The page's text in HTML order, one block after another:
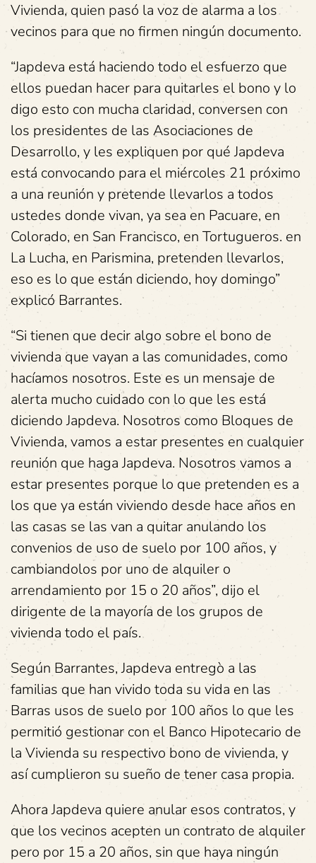
Vivienda, quien pasó la voz de alarma a los
vecinos para que no firmen ningún documento.
“Japdeva está haciendo todo el esfuerzo que
ellos puedan hacer para quitarles el bono y lo
digo esto con mucha claridad, conversen con
los presidentes de las Asociaciones de
Desarrollo, y les expliquen por qué Japdeva
está convocando para el miércoles 21 próximo
a una reunión y pretende llevarlos a todos
ustedes donde vivan, ya sea en Pacuare, en
Colorado, en San Francisco, en Tortugueros. en
La Lucha, en Parismina, pretenden llevarlos,
eso es lo que están diciendo, hoy domingo”
explicó Barrantes.
“Si tienen que decir algo sobre el bono de
vivienda que vayan a las comunidades, como
hacíamos nosotros. Este es un mensaje de
alerta mucho cuidado con lo que les está
diciendo Japdeva. Nosotros como Bloques de
Vivienda, vamos a estar presentes en cualquier
reunión que haga Japdeva. Nosotros vamos a
estar presentes porque lo que pretenden es a
los que ya están viviendo desde hace años en
las casas se las van a quitar anulando los
convenios de uso de suelo por 100 años, y
cambiandolos por uno de alquiler o
arrendamiento por 15 o 20 años”, dijo el
dirigente de la mayoría de los grupos de
vivienda todo el país.
Según Barrantes, Japdeva entregò a las
familias que han vivido toda su vida en las
Barras usos de suelo por 100 años lo que les
permitió gestionar con el Banco Hipotecario de
la Vivienda su respectivo bono de vivienda, y
así cumplieron su sueño de tener casa propia.
Ahora Japdeva quiere anular esos contratos, y
que los vecinos acepten un contrato de alquiler
pero por 15 a 20 años, sin que haya ningún